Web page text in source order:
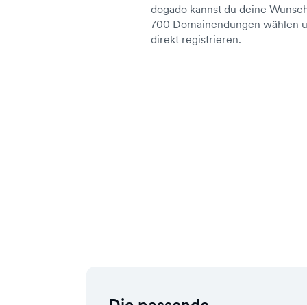
dogado kannst du deine
700 Domainendungen wählen
direkt registrieren.